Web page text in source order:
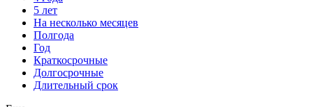
5 лет
На несколько месяцев
Полгода
Год
Краткосрочные
Долгосрочные
Длительный срок